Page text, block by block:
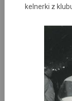
kelnerki z